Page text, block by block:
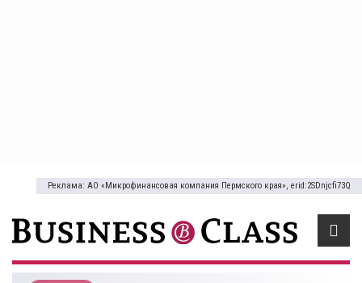
Реклама: АО «Микрофинансовая компания Пермского края», erid:2SDnjcfi73Q